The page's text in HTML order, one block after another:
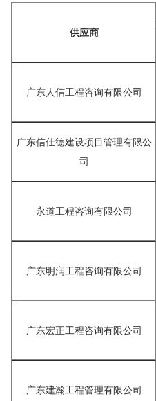
供应商
广东人信工程咨询有限公司
广东信仕德建设项目管理有限公
司
永道工程咨询有限公司
广东明润工程咨询有限公司
广东宏正工程咨询有限公司
广东建瀚工程管理有限公司